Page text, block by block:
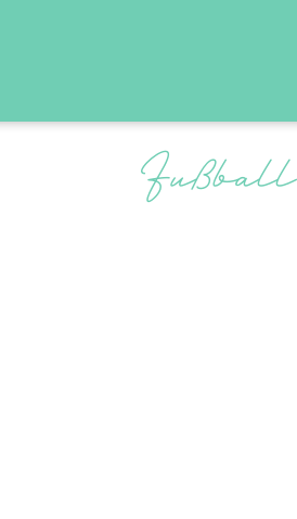
Fußball